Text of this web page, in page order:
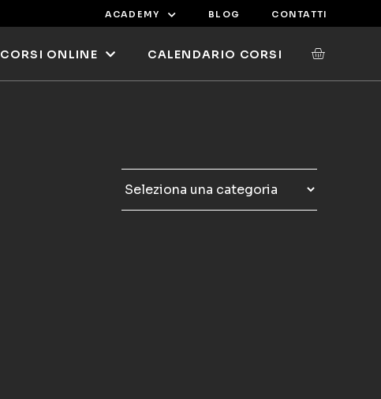
ACADEMY BLOG CONTATTI
CORSI ONLINE CALENDARIO CORSI